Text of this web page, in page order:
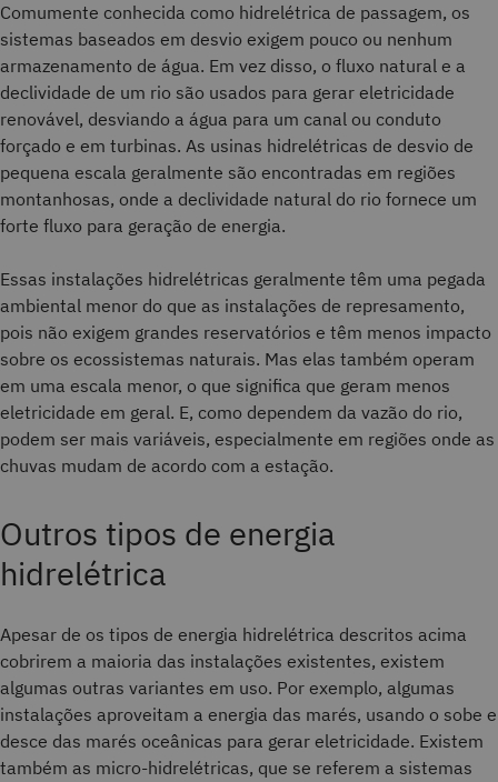
Comumente conhecida como hidrelétrica de passagem, os
sistemas baseados em desvio exigem pouco ou nenhum
armazenamento de água. Em vez disso, o fluxo natural e a
declividade de um rio são usados para gerar eletricidade
renovável, desviando a água para um canal ou conduto
forçado e em turbinas. As usinas hidrelétricas de desvio de
pequena escala geralmente são encontradas em regiões
montanhosas, onde a declividade natural do rio fornece um
forte fluxo para geração de energia.
Essas instalações hidrelétricas geralmente têm uma pegada
ambiental menor do que as instalações de represamento,
pois não exigem grandes reservatórios e têm menos impacto
sobre os ecossistemas naturais. Mas elas também operam
em uma escala menor, o que significa que geram menos
eletricidade em geral. E, como dependem da vazão do rio,
podem ser mais variáveis, especialmente em regiões onde as
chuvas mudam de acordo com a estação.
Outros tipos de energia
hidrelétrica
Apesar de os tipos de energia hidrelétrica descritos acima
cobrirem a maioria das instalações existentes, existem
algumas outras variantes em uso. Por exemplo, algumas
instalações aproveitam a energia das marés, usando o sobe e
desce das marés oceânicas para gerar eletricidade. Existem
também as micro-hidrelétricas, que se referem a sistemas